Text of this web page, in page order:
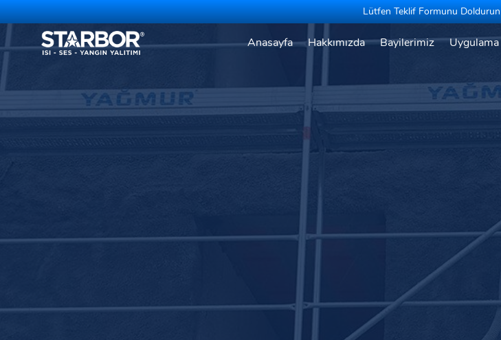
Lütfen Teklif Formunu Doldurun
Anasayfa Hakkımızda Bayilerimiz Uygulama